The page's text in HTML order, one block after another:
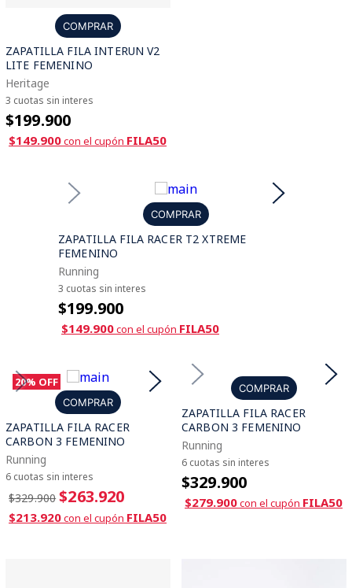
COMPRAR
ZAPATILLA FILA INTERUN V2
LITE FEMENINO
Heritage
3 cuotas sin interes
$199.900
$149.900con el cupón FILA50
COMPRAR
ZAPATILLA FILA RACER T2 XTREME
FEMENINO
Running
3 cuotas sin interes
$199.900
$149.900con el cupón FILA50
20% OFF
COMPRAR
ZAPATILLA FILA RACER
CARBON 3 FEMENINO
Running
6 cuotas sin interes
$329.900 $263.920
$213.920con el cupón FILA50
COMPRAR
ZAPATILLA FILA RACER
CARBON 3 FEMENINO
Running
6 cuotas sin interes
$329.900
$279.900con el cupón FILA50